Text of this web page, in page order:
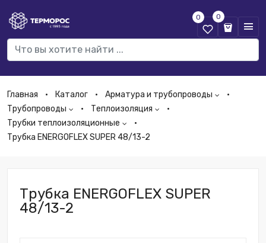
0 0
Главная Каталог
Арматура и трубопроводы
Трубопроводы
Теплоизоляция
Трубки теплоизоляционные
Трубка ENERGOFLEX SUPER 48/13-2
Трубка ENERGOFLEX SUPER
48/13-2